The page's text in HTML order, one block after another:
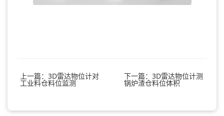
上一篇：3D雷达物位计对
工业料仓料位监测
下一篇：3D雷达物位计测
锅炉渣仓料位体积